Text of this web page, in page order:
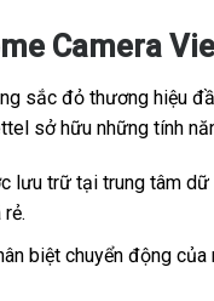
Camera
sắc đỏ thương hiệu
sở hữu những tính
lưu trữ tại trung tâm dữ
biệt chuyển động